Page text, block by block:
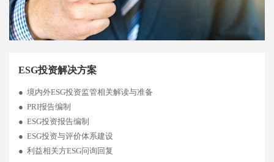
ESG投资解决方案
● 境内外ESG投资监管相关解读与准备
● PRI报告编制
● ESG投资报告编制
● ESG投资与评价体系建设
● 利益相关方ESG问询回复